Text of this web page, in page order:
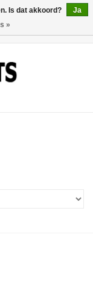
Is dat akkoord?
Ja
»